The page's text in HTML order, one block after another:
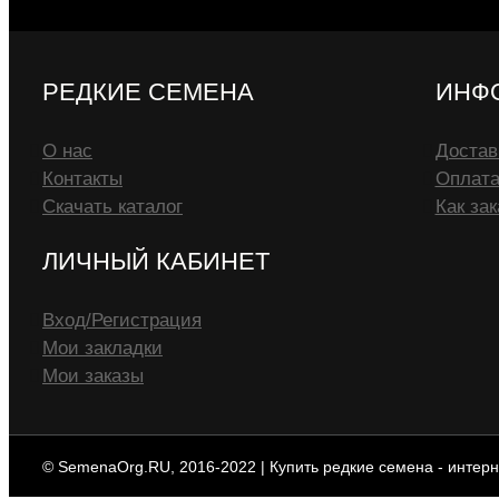
РЕДКИЕ СЕМЕНА
О нас
Контакты
Скачать каталог
Оплата
Как
ЛИЧНЫЙ КАБИНЕТ
Вход/Регистрация
Мои закладки
Мои заказы
© SemenaOrg.RU, 2016-2022 | Купить редкие семена -